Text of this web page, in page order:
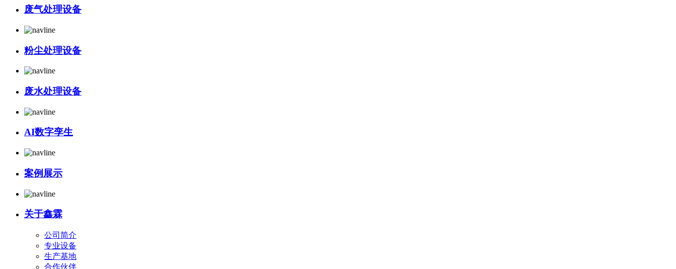
废气处理设备
粉尘处理设备
废水处理设备
AI数字孪生
案例展示
关于鑫霖
公司简介
专业设备
生产基地
合作伙伴